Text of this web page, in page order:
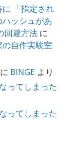
「指定され
ッシュがあ
回避方法 に
の自作実験室
に BINGE より
ってしまった
ってしまった